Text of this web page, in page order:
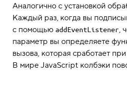
Аналогично с установкой
Каждый раз, когда вы
с помощью addEventListener,
параметр вы определяете
вызова, которая сработает
В мире JavaScript колбэки